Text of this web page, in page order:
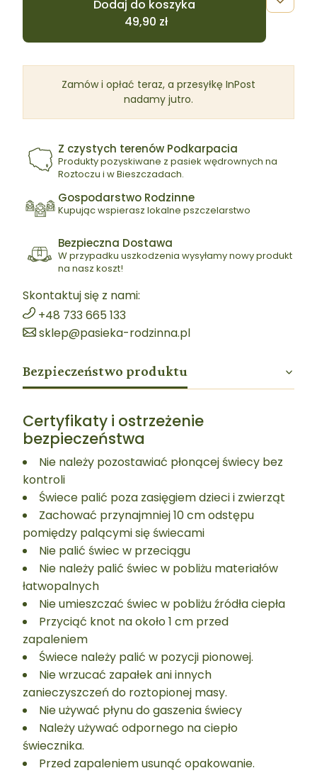
Dodaj do koszyka
Zamów i opłać teraz, a przesyłkę InPost
nadamy jutro.
Z czystych terenów Podkarpacia
Produkty pozyskiwane z pasiek wędrownych na
Roztoczu i w Bieszczadach.
Gospodarstwo Rodzinne
Kupując wspierasz lokalne pszczelarstwo
Bezpieczna Dostawa
W przypadku uszkodzenia wysyłamy nowy produkt
na nasz koszt!
Skontaktuj się z nami:
+48 733 665 133
sklep@pasieka-rodzinna.pl
Bezpieczeństwo produktu
Certyfikaty i ostrzeżenie
bezpieczeństwa
Nie należy pozostawiać płonącej świecy bez
kontroli
Świece palić poza zasięgiem dzieci i zwierząt
Zachować przynajmniej 10 cm odstępu
pomiędzy palącymi się świecami
Nie palić świec w przeciągu
Nie należy palić świec w pobliżu materiałów
łatwopalnych
Nie umieszczać świec w pobliżu źródła ciepła
Przyciąć knot na około 1 cm przed
zapaleniem
Świece należy palić w pozycji pionowej.
Nie wrzucać zapałek ani innych
zanieczyszczeń do roztopionej masy.
Nie używać płynu do gaszenia świecy
Należy używać odpornego na ciepło
świecznika.
Przed zapaleniem usunąć opakowanie.